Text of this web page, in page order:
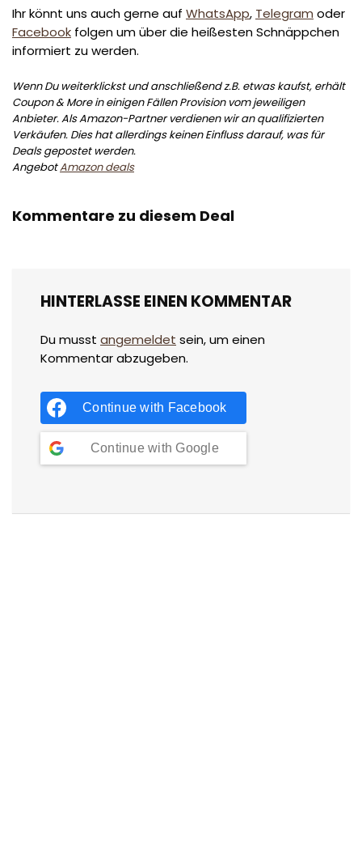
Ihr könnt uns auch gerne auf WhatsApp, Telegram oder
Facebook folgen um über die heißesten Schnäppchen
informiert zu werden.
Wenn Du weiterklickst und anschließend z.B. etwas kaufst, erhält
Coupon & More in einigen Fällen Provision vom jeweiligen
Anbieter. Als Amazon-Partner verdienen wir an qualifizierten
Verkäufen. Dies hat allerdings keinen Einfluss darauf, was für
Deals gepostet werden.
AngebotAmazon deals
Kommentare zu diesem Deal
HINTERLASSE EINEN KOMMENTAR
Du musst angemeldet sein, um einen
Kommentar abzugeben.
Continue with Facebook
Continue with Google